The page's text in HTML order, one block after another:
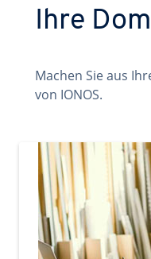
Ihre
Machen Sie aus
von IONOS.